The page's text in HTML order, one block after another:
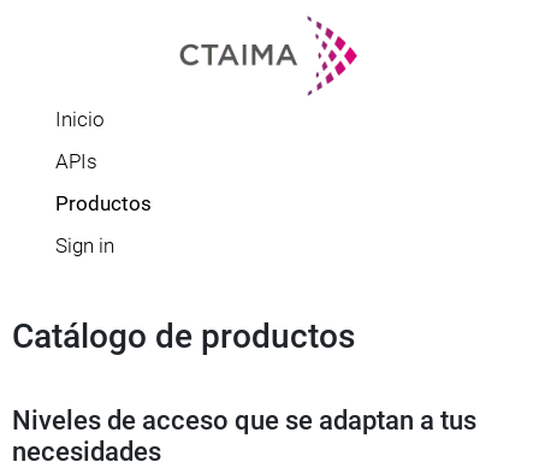
Inicio
APIs
Productos
Sign in
Catálogo de productos
Niveles de acceso que se adaptan a tus
necesidades